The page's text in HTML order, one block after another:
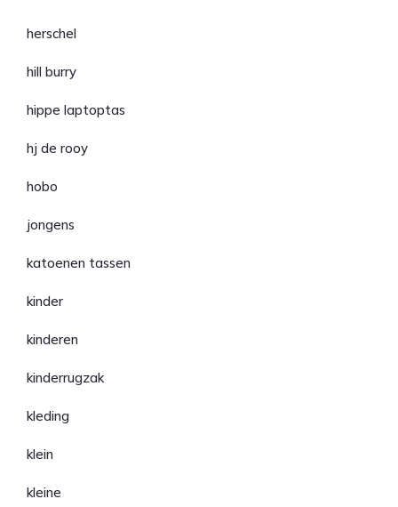
herschel
hill burry
hippe laptoptas
hj de rooy
hobo
jongens
katoenen tassen
kinder
kinderen
kinderrugzak
kleding
klein
kleine